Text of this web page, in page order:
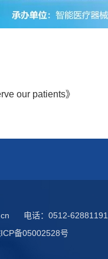
our patients》
电话： 0512-62881191
备05002528号